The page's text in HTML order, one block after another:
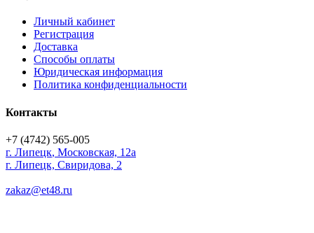
Личный кабинет
Регистрация
Доставка
Способы оплаты
Юридическая информация
Политика конфиденциальности
Контакты
+7 (4742) 565-005
г. Липецк, Московская, 12а
г. Липецк, Свиридова, 2
zakaz@et48.ru